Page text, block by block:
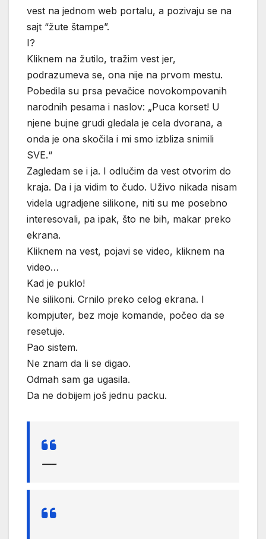
vest na jednom web portalu, a pozivaju se na
sajt “žute štampe”.
I?
Kliknem na žutilo, tražim vest jer,
podrazumeva se, ona nije na prvom mestu.
Pobedila su prsa pevačice novokompovanih
narodnih pesama i naslov: „Puca korset! U
njene bujne grudi gledala je cela dvorana, a
onda je ona skočila i mi smo izbliza snimili
SVE.“
Zagledam se i ja. I odlučim da vest otvorim do
kraja. Da i ja vidim to čudo. Uživo nikada nisam
videla ugradjene silikone, niti su me posebno
interesovali, pa ipak, što ne bih, makar preko
ekrana.
Kliknem na vest, pojavi se video, kliknem na
video…
Kad je puklo!
Ne silikoni. Crnilo preko celog ekrana. I
kompjuter, bez moje komande, počeo da se
resetuje.
Pao sistem.
Ne znam da li se digao.
Odmah sam ga ugasila.
Da ne dobijem još jednu packu.
—–